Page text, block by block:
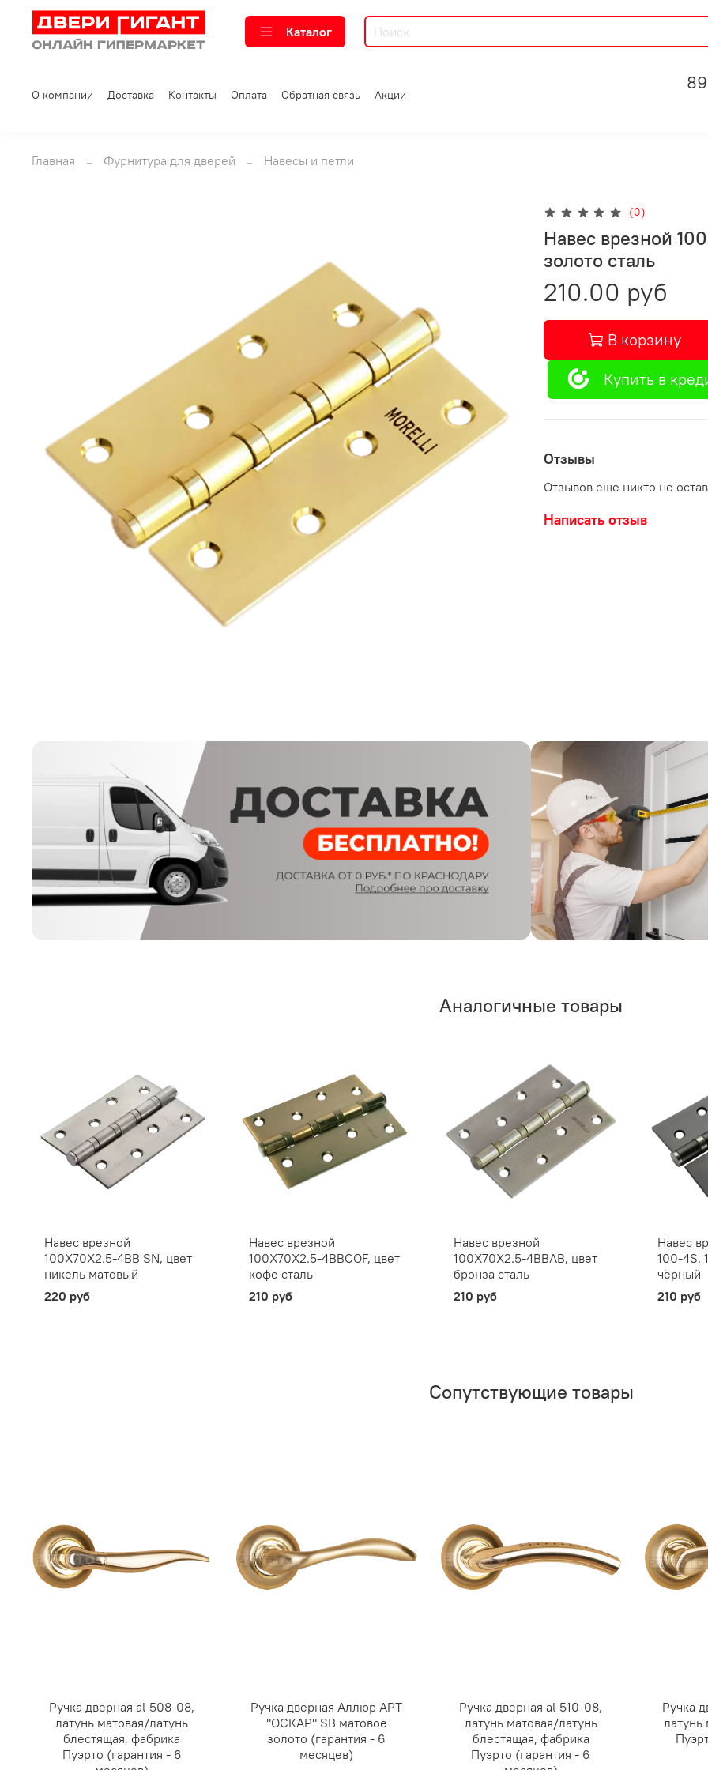
Каталог
О компании Доставка Контакты Оплата Обратная связь Акции
Главная Фурнитура для дверей Навесы и петли
(0)
Навес врезной
золото сталь
210.00 руб
В корзину
Купить в
Отзывы
Отзывов еще никто не
Написать отзыв
Аналогичные товары
Навес врезной
100X70X2.5-4BB SN, цвет
никель матовый
220 руб
Навес врезной
100X70X2.5-4BBCOF, цвет
кофе сталь
210 руб
Навес врезной
100X70X2.5-4BBAB, цвет
бронза сталь
210 руб
Навес
100-4S.
чёрный
210 руб
Сопутствующие товары
Ручка дверная al 508-08,
латунь матовая/латунь
блестящая, фабрика
Пуэрто (гарантия - 6
Ручка дверная Аллюр АРТ
"ОСКАР" SB матовое
золото (гарантия - 6
месяцев)
Ручка дверная al 510-08,
латунь матовая/латунь
блестящая, фабрика
Пуэрто (гарантия - 6
Ручка
латунь